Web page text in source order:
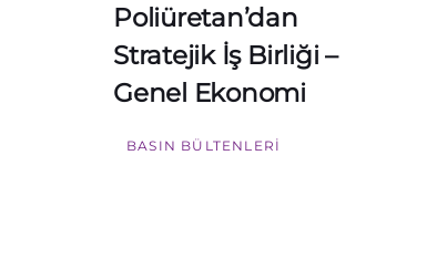
Poliüretan’dan
Stratejik İş Birliği –
Genel Ekonomi
BASIN BÜLTENLERI